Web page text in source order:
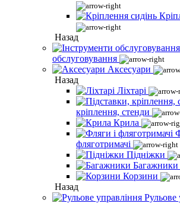
Назад
обслуговування
Аксесуари
Назад
Ліхтарі
кріплення, стенди
Крила
фляготримачі
Підніжки
Багажники
Корзини
Назад
Рульове